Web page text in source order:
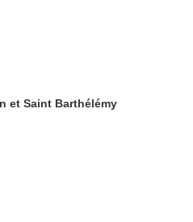
et Saint Barthélémy